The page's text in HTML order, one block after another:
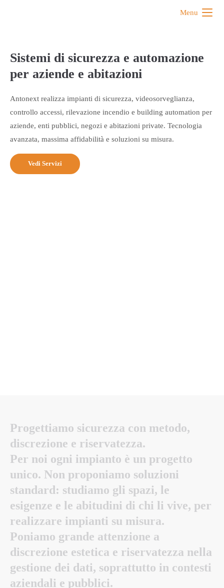
Menu
Sistemi di sicurezza e automazione
per aziende e abitazioni
Antonext realizza impianti di sicurezza, videosorveglianza,
controllo accessi, rilevazione incendio e building automation per
aziende, enti pubblici, negozi e abitazioni private. Tecnologia
avanzata, massima affidabilità e soluzioni su misura.
Vedi Servizi
Progettiamo sicurezza con metodo,
discrezione e riservatezza.
Per noi ogni impianto è un progetto
unico. Non proponiamo soluzioni
standard: studiamo gli spazi, le
esigenze e le abitudini di chi li vive, per
realizzare impianti su misura.
Poniamo grande attenzione a
discrezione estetica e riservatezza nella
gestione dei dati, soprattutto in contesti
aziendali e pubblici.